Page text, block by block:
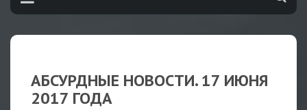
АБСУРДНЫЕ НОВОСТИ. 17 ИЮНЯ
2017 ГОДА